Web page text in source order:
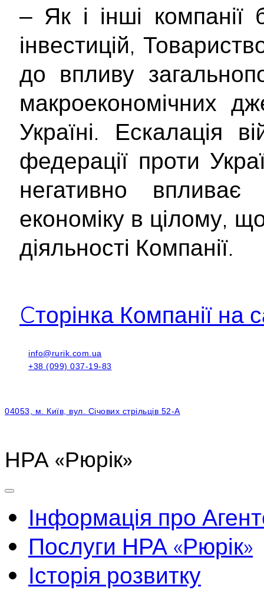
‒ Як і інші компанії
інвестицій,
до впливу
макроекономічних
Україні. Ескалація
федерації проти
негативно
економіку в цілому,
діяльності Компанії.
Cторінка Компанії на
info@rurik.com.ua
+38 (099) 037-19-83
04053, м. Київ, вул. Січових стрільців 52-А
НРА «Рюрік»
Інформація про
Послуги НРА «Рюрік»
Історія розвитку